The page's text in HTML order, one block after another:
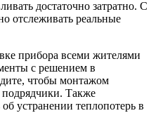
достаточно затратно. С
отслеживать реальные
прибора всеми жителями
с решением в
чтобы монтажом
Также
об устранении теплопотерь в